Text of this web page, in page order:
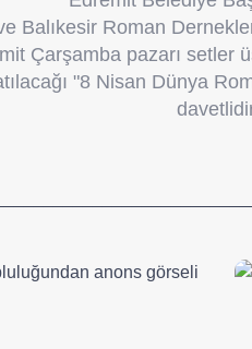
Balıkesir Roman
Çarşamba pazarı setler
"8 Nisan Dünya